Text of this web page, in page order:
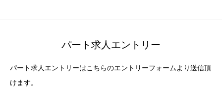
パート求人エントリー
パート求人エントリーはこちらのエントリーフォームより送信頂
けます。